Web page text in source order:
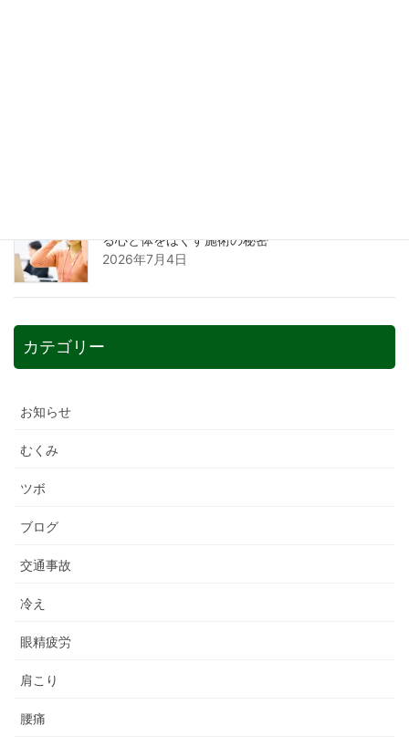
る心と体をほぐす施術の秘密
2026年7月4日
カテゴリー
お知らせ
むくみ
ツボ
ブログ
交通事故
冷え
眼精疲労
肩こり
腰痛